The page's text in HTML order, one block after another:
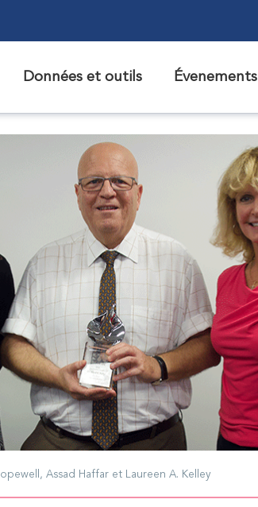
Données et outils Évenements
Assad Haffar et Laureen A. Kelley